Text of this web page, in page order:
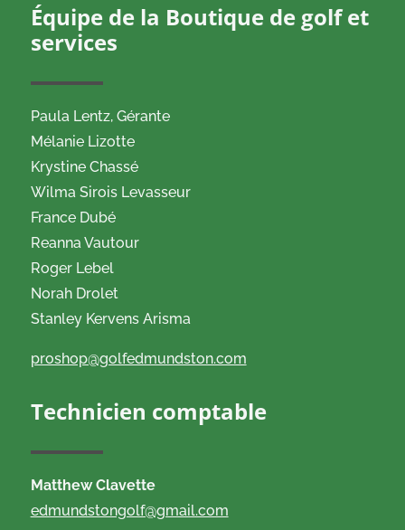
Équipe de la Boutique de golf et
services
Paula Lentz, Gérante
Mélanie Lizotte
Krystine Chassé
Wilma Sirois Levasseur
France Dubé
Reanna Vautour
Roger Lebel
Norah Drolet
Stanley Kervens Arisma
proshop@golfedmundston.com
Technicien comptable
Matthew Clavette
edmundstongolf@gmail.com